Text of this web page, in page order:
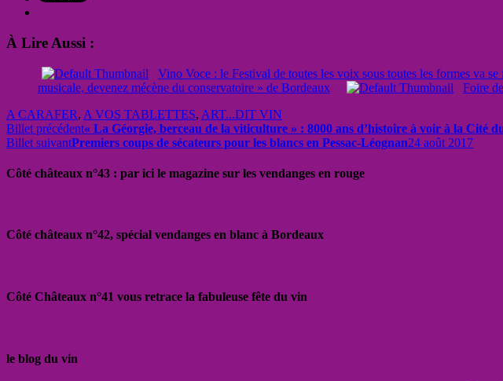
À Lire Aussi :
Vino Voce : le Festival de toutes les voix sous toutes les formes va
musicale, devenez mécène du conservatoire » de Bordeaux
Foire
A CARAFER, A VOS TABLETTES, ART...DIT VIN
Billet précédent« La Géorgie, berceau de la viticulture » : 8000 ans d’histoire à voir à la Cité
Billet suivantPremiers coups de sécateurs pour les blancs en Pessac-Léognan24 août 2017
Côté châteaux n°43 : par ici le magazine sur les vendanges en rouge
Côté châteaux n°42, spécial vendanges en blanc à Bordeaux
Côté Châteaux n°41 vous retrace la fabuleuse fête du vin
le blog du vin